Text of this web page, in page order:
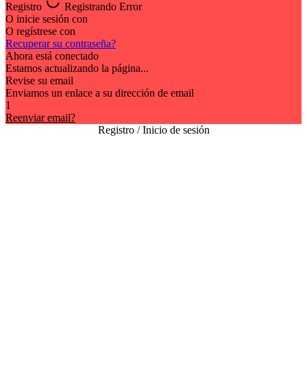
Registro
Registrando Error
O inicie sesión con
O regístrese con
Recuperar su contraseña?
Ahora está conectado
Estamos actualizando la página...
Revise su email
Enviamos un enlace a su dirección de email
1
Reenviar email?
Registro / Inicio de sesión